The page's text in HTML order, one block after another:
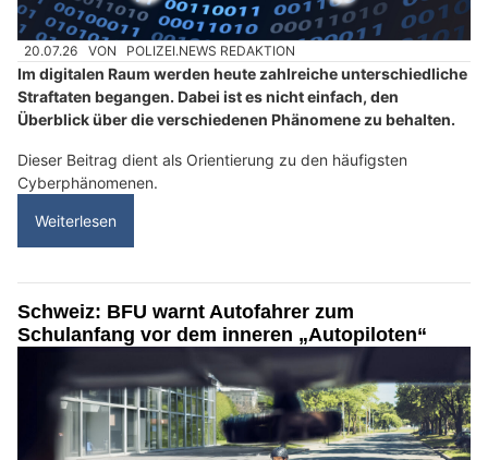
20.07.26 VON POLIZEI.NEWS REDAKTION
Im digitalen Raum werden heute zahlreiche unterschiedliche
Straftaten begangen. Dabei ist es nicht einfach, den
Überblick über die verschiedenen Phänomene zu behalten.
Dieser Beitrag dient als Orientierung zu den häufigsten
Cyberphänomenen.
Weiterlesen
Schweiz: BFU warnt Autofahrer zum
Schulanfang vor dem inneren „Autopiloten“